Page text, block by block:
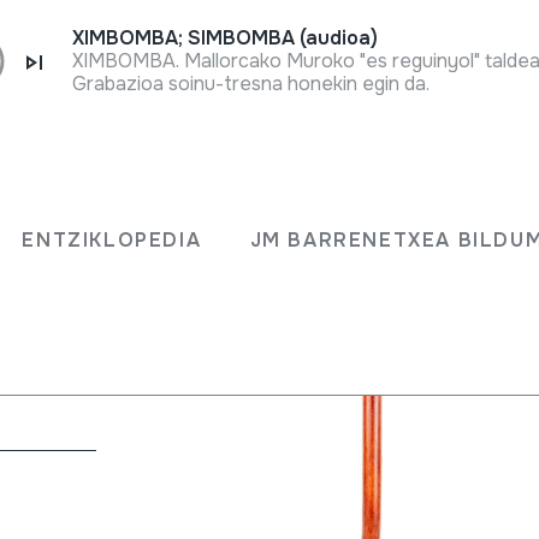
ENTZIKLOPEDIA JM BARRENETXEA
XIMBOMBA; SIMBOMBA (audioa)
XIMBOMBA. Mallorcako Muroko "es reguinyol"
Grabazioa soinu-tresna honekin egin da.